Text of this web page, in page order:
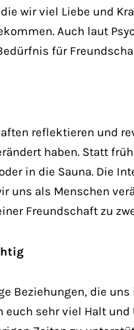
wir viel Liebe und
Auch laut
für
reflektieren und
haben. Statt
in die Sauna. Die
uns als Menschen
Freundschaft zu
Beziehungen, die
sehr viel Halt